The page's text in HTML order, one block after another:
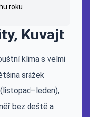
roku
Kuvajt
klima s velmi
srážek
bez deště a